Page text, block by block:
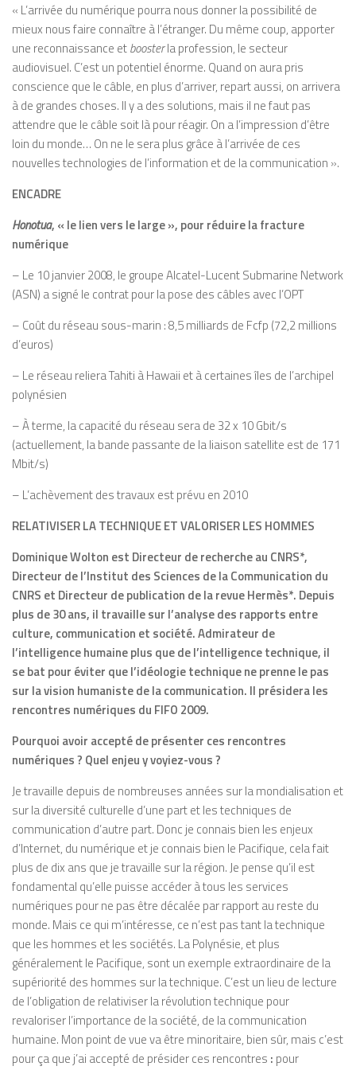
« L’arrivée du numérique pourra nous donner la possibilité de
mieux nous faire connaître à l’étranger. Du même coup, apporter
une reconnaissance etboosterla profession, le secteur
audiovisuel. C’est un potentiel énorme. Quand on aura pris
conscience que le câble, en plus d’arriver, repart aussi, on arrivera
à de grandes choses. Il y a des solutions, mais il ne faut pas
attendre que le câble soit là pour réagir. On a l’impression d’être
loin du monde… On ne le sera plus grâce à l’arrivée de ces
nouvelles technologies de l’information et de la communication ».
ENCADRE
Honotua, « le lien vers le large », pour réduire la fracture
numérique
– Le 10 janvier 2008, le groupe Alcatel-Lucent Submarine Network
(ASN) a signé le contrat pour la pose des câbles avec l’OPT
– Coût du réseau sous-marin : 8,5 milliards de Fcfp (72,2 millions
d’euros)
– Le réseau reliera Tahiti à Hawaii et à certaines îles de l’archipel
polynésien
– À terme, la capacité du réseau sera de 32 x 10 Gbit/s
(actuellement, la bande passante de la liaison satellite est de 171
Mbit/s)
– L’achèvement des travaux est prévu en 2010
RELATIVISER LA TECHNIQUE ET VALORISER LES HOMMES
Dominique Wolton est Directeur de recherche au CNRS*,
Directeur de l’Institut des Sciences de la Communication du
CNRS et Directeur de publication de la revue Hermès*. Depuis
plus de 30 ans, il travaille sur l’analyse des rapports entre
culture, communication et société.Admirateur de
l’intelligence humaine plus que de l’intelligence technique, il
se bat pour éviter que l’idéologie technique ne prenne le pas
sur la vision humaniste de la communication. Il présidera les
rencontres numériques du FIFO 2009.
Pourquoi avoir accepté de présenter ces rencontres
numériques ? Quel enjeu y voyiez-vous ?
Je travaille depuis de nombreuses années sur la mondialisation et
sur la diversité culturelle d’une part et les techniques de
communication d’autre part. Donc je connais bien les enjeux
d’Internet, du numérique et je connais bien le Pacifique, cela fait
plus de dix ans que je travaille sur la région. Je pense qu’il est
fondamental qu’elle puisse accéder à tous les services
numériques pour ne pas être décalée par rapport au reste du
monde. Mais ce qui m’intéresse, ce n’est pas tant la technique
que les hommes et les sociétés. La Polynésie, et plus
généralement le Pacifique, sont un exemple extraordinaire de la
supériorité des hommes sur la technique. C’est un lieu de lecture
de l’obligation de relativiser la révolution technique pour
revaloriser l’importance de la société, de la communication
humaine. Mon point de vue va être minoritaire, bien sûr, mais c’est
pour ça que j’ai accepté de présider ces rencontres : pour